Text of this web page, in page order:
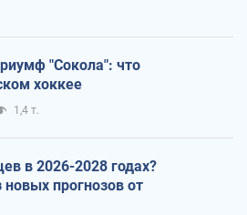
"Сокола": что
хоккее
1,4 т.
в 2026-2028 годах?
прогнозов от